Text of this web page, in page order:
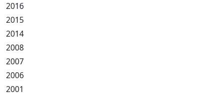
2016
2015
2014
2008
2007
2006
2001